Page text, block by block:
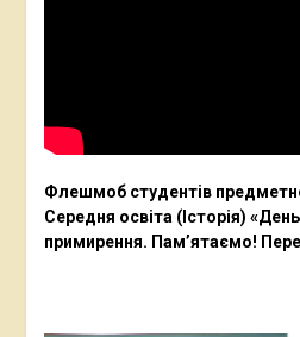
Флешмоб студентів
Середня освіта (Історія)
примирення. Пам’ятаємо!